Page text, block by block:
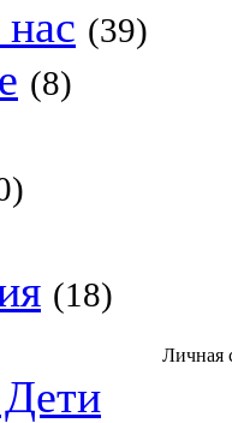
(39)
(8)
(18)
Личная